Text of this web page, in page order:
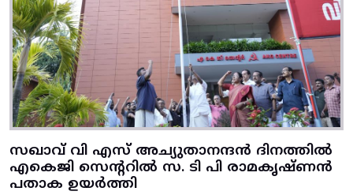
സഖാവ് വി എസ് അച്യുതാനന്ദൻ ദിനത്തിൽ
എകെജി സെന്ററിൽ സ. ടി പി രാമകൃഷ്‌ണൻ
പതാക ഉയർത്തി